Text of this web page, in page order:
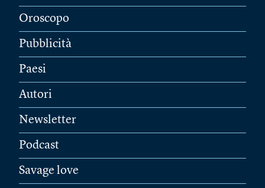
Oroscopo
Pubblicità
Paesi
Autori
Newsletter
Podcast
Savage love